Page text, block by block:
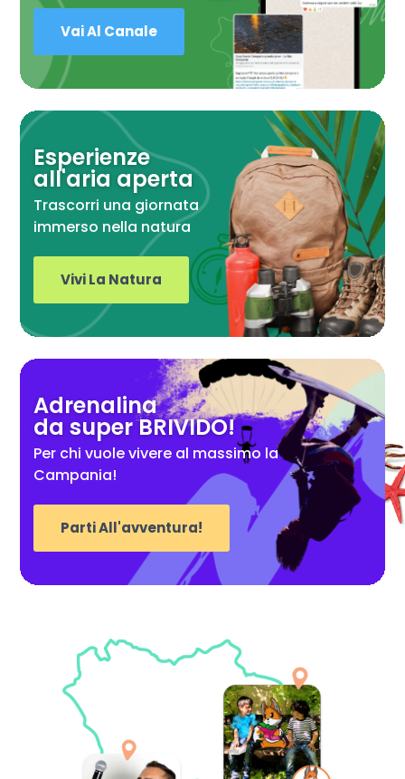
Vai Al Canale
Esperienze
all'aria aperta
Trascorri una giornata
immerso nella natura
Vivi La Natura
Adrenalina
da super BRIVIDO!
Per chi vuole vivere al massimo la
Campania!
Parti All'avventura!